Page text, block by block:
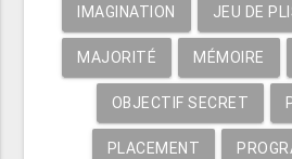
IMAGINATION JEU DE
MAJORITÉ MÉMOIRE
OBJECTIF SECRET
PLACEMENT